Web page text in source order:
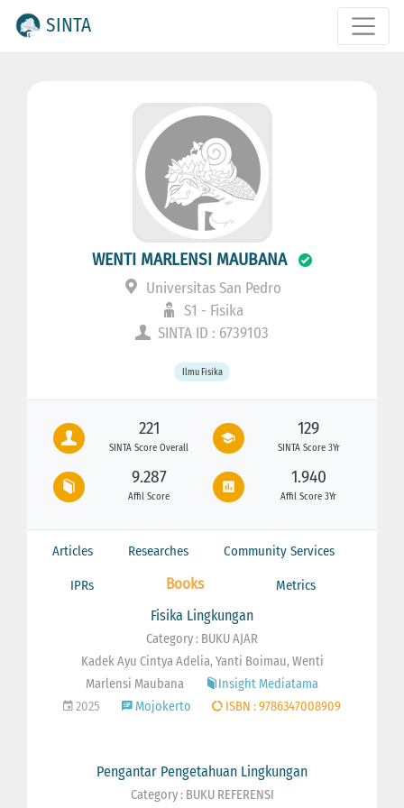
SINTA
WENTI MARLENSI MAUBANA
Universitas San Pedro
S1 - Fisika
SINTA ID : 6739103
Ilmu Fisika
221
SINTA Score Overall
129
SINTA Score 3Yr
9.287
Affil Score
1.940
Affil Score 3Yr
Articles Researches Community Services
IPRs Books Metrics
Fisika Lingkungan
Category : BUKU AJAR
Kadek Ayu Cintya Adelia, Yanti Boimau, Wenti
Marlensi Maubana
Insight Mediatama
2025
Mojokerto ISBN : 9786347008909
Pengantar Pengetahuan Lingkungan
Category : BUKU REFERENSI